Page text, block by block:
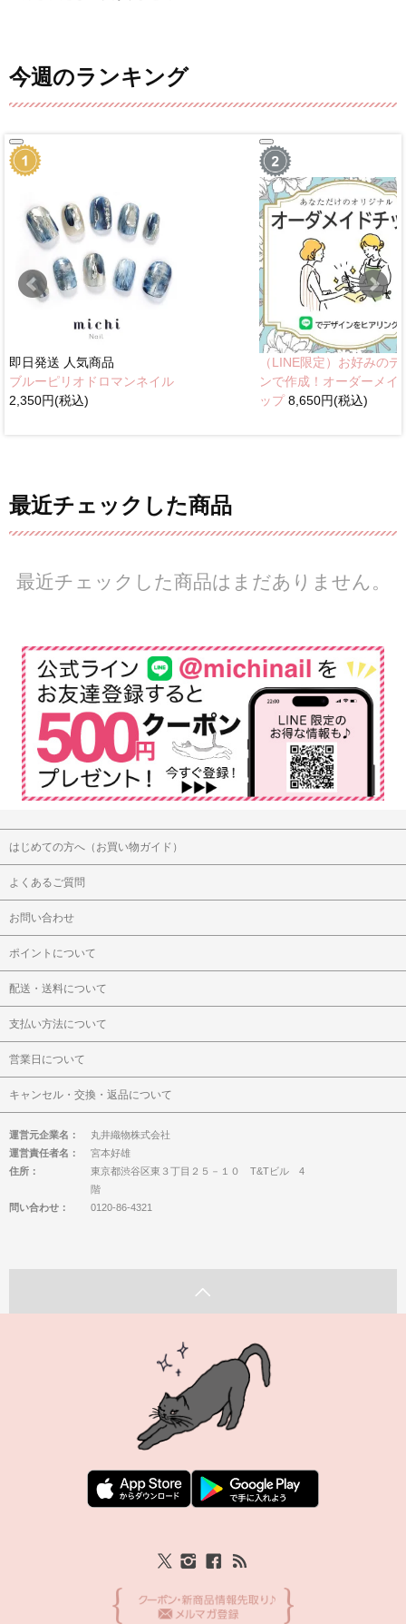
今週のランキング
即日発送 人気商品
ブルーピリオドロマンネイル
2,350円(税込)
（LINE限定）お好みのデ
ンで作成！オーダーメイ
ップ8,650円(税込)
最近チェックした商品
最近チェックした商品はまだありません。
はじめての方へ（お買い物ガイド）
よくあるご質問
お問い合わせ
ポイントについて
配送・送料について
支払い方法について
営業日について
キャンセル・交換・返品について
運営元企業名：
丸井織物株式会社
運営責任者名：
宮本好雄
住所：
東京都渋谷区東３丁目２５－１０ T&Tビル 4
階
問い合わせ：
0120-86-4321